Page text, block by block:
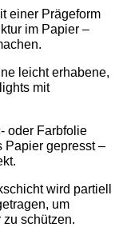
einer Prägeform
im Papier –
leicht erhabene,
mit
oder Farbfolie
Papier gepresst –
wird partiell
um
schützen.